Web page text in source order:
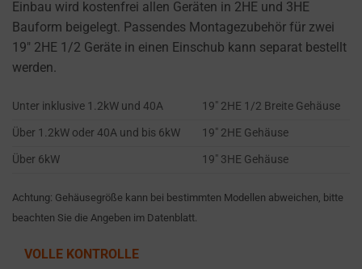
Einbau wird kostenfrei allen Geräten in 2HE und 3HE
Bauform beigelegt. Passendes Montagezubehör für zwei
19″ 2HE 1/2 Geräte in einen Einschub kann separat bestellt
werden.
Unter inklusive 1.2kW und 40A
19″ 2HE 1/2 Breite Gehäuse
Über 1.2kW oder 40A und bis 6kW
19″ 2HE Gehäuse
Über 6kW
19″ 3HE Gehäuse
Achtung: Gehäusegröße kann bei bestimmten Modellen abweichen, bitte
beachten Sie die Angeben im Datenblatt.
VOLLE KONTROLLE
settings,
which
lets
you
delete
cookies